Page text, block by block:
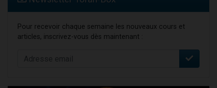
Pour recevoir chaque semaine les nouveaux cours et
articles, inscrivez-vous dès maintenant :